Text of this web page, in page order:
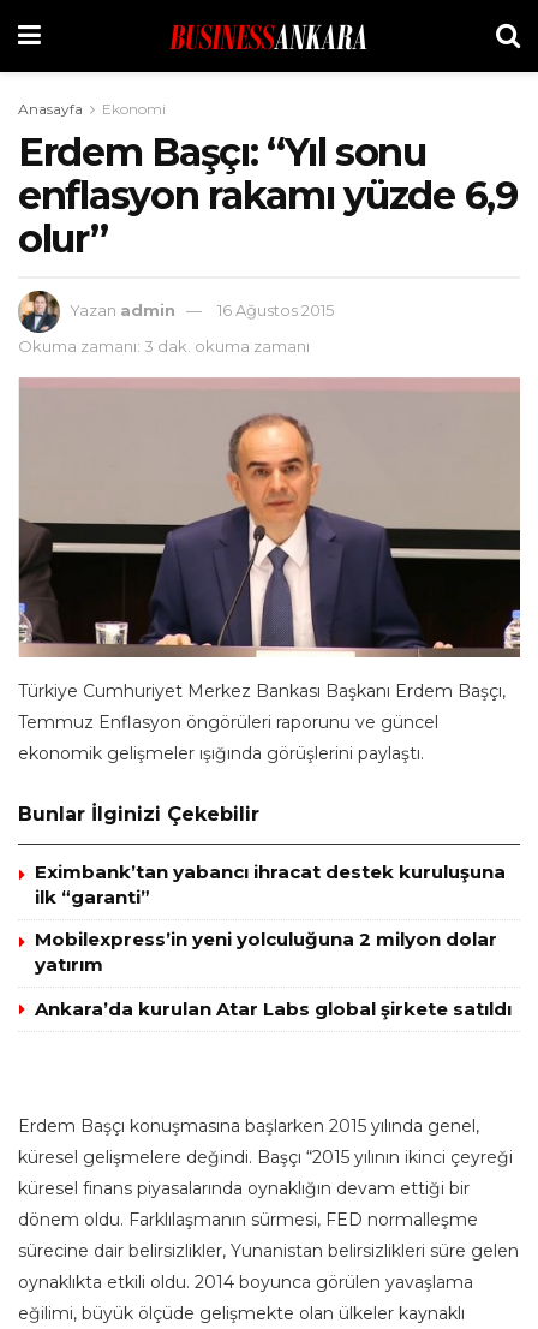
Anasayfa Ekonomi
Erdem Başçı: “Yıl sonu
enflasyon rakamı yüzde 6,9
olur”
Yazan admin
16 Ağustos 2015
Okuma zamanı: 3 dak. okuma zamanı
Türkiye Cumhuriyet Merkez Bankası Başkanı Erdem Başçı,
Temmuz Enflasyon öngörüleri raporunu ve güncel
ekonomik gelişmeler ışığında görüşlerini paylaştı.
Bunlar İlginizi Çekebilir
Eximbank’tan yabancı ihracat destek kuruluşuna
ilk “garanti”
Mobilexpress’in yeni yolculuğuna 2 milyon dolar
yatırım
Ankara’da kurulan Atar Labs global şirkete satıldı
Erdem Başçı konuşmasına başlarken 2015 yılında genel,
küresel gelişmelere değindi. Başçı “2015 yılının ikinci çeyreği
küresel finans piyasalarında oynaklığın devam ettiği bir
dönem oldu. Farklılaşmanın sürmesi, FED normalleşme
sürecine dair belirsizlikler, Yunanistan belirsizlikleri süre gelen
oynaklıkta etkili oldu. 2014 boyunca görülen yavaşlama
eğilimi, büyük ölçüde gelişmekte olan ülkeler kaynaklı